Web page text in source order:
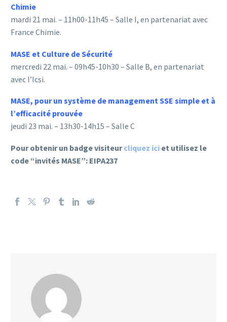
Chimie
mardi 21 mai. – 11h00-11h45 – Salle I, en partenariat avec
France Chimie.
MASE et Culture de Sécurité
mercredi 22 mai. – 09h45-10h30 – Salle B, en partenariat
avec l’Icsi.
MASE, pour un système de management SSE simple et à
l’efficacité prouvée
jeudi 23 mai. – 13h30-14h15 – Salle C
Pour obtenir un badge visiteurcliquez ici et utilisez le
code “invités MASE”: EIPA237